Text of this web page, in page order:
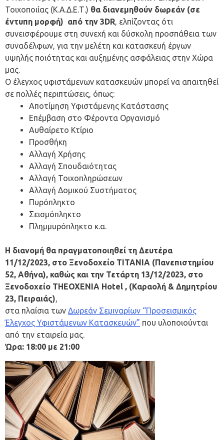
Τοιχοποιίας (Κ.Α.Δ.Ε.Τ.) θα διανεμηθούν δωρεάν (σε
έντυπη μορφή) από την 3DR, ελπίζοντας ότι
συνεισφέρουμε στη συνεχή και δύσκολη προσπάθεια των
συναδέλφων, για την μελέτη και κατασκευή έργων
υψηλής ποιότητας και αυξημένης ασφάλειας στην Χώρα
μας.
Ο έλεγχος υφιστάμενων κατασκευών μπορεί να απαιτηθεί
σε πολλές περιπτώσεις, όπως:
Αποτίμηση Υφιστάμενης Κατάστασης
Επέμβαση στο Φέροντα Οργανισμό
Αυθαίρετο Κτίριο
Προσθήκη
Αλλαγή Χρήσης
Αλλαγή Σπουδαιότητας
Αλλαγή Τοιχοπληρώσεων
Αλλαγή Δομικού Συστήματος
Πυρόπληκτο
Σεισμόπληκτο
Πλημμυρόπληκτο κ.α.
Η διανομή θα πραγματοποιηθεί τη Δευτέρα
11/12/2023, στο Ξενοδοχείο ΤΙΤΑΝΙΑ (Πανεπιστημίου
52, Αθήνα), καθώς και την Τετάρτη 13/12/2023, στο
Ξενοδοχείο THEOXENIA Hotel , (Καραολή & Δημητρίου
23, Πειραιάς),
στα πλαίσια των Δωρεάν Σεμιναρίων “Προσεισμικός
Έλεγχος Υφιστάμενων Κατασκευών” που υλοποιούνται
από την εταιρεία μας.
Ώρα: 18:00 με 21:00